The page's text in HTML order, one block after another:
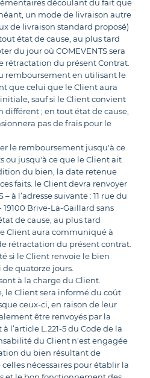
découlant du fait que
un mode de livraison autre
de livraison standard proposé)
état de cause, au plus tard
du jour où COMEVENTS sera
rétractation du présent Contrat.
remboursement en utilisant le
que celui que le Client aura
sauf si le Client convient
; en tout état de cause,
pas de frais pour le
le remboursement jusqu'à ce
ou jusqu'à ce que le Client ait
du bien, la date retenue
faits. le Client devra renvoyer
– à l’adresse suivante : 11 rue du
Brive-La-Gaillard sans
de cause, au plus tard
Client aura communiqué à
rétractation du présent contrat.
si le Client renvoie le bien
quatorze jours.
à la charge du Client.
le Client sera informé du coût
ceux-ci, en raison de leur
être renvoyés par la
l’article L.221-5 du Code de la
du Client n'est engagée
du bien résultant de
nécessaires pour établir la